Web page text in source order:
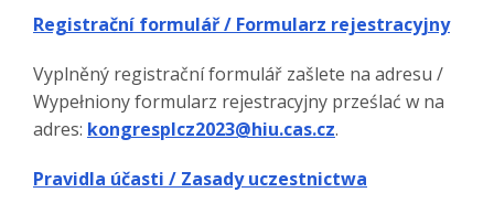
Registrační formulář / Formularz rejestracyjny
Vyplněný registrační formulář zašlete na adresu /
Wypełniony formularz rejestracyjny prześlać w na
adres: kongresplcz2023@hiu.cas.cz.
Pravidla účasti / Zasady uczestnictwa